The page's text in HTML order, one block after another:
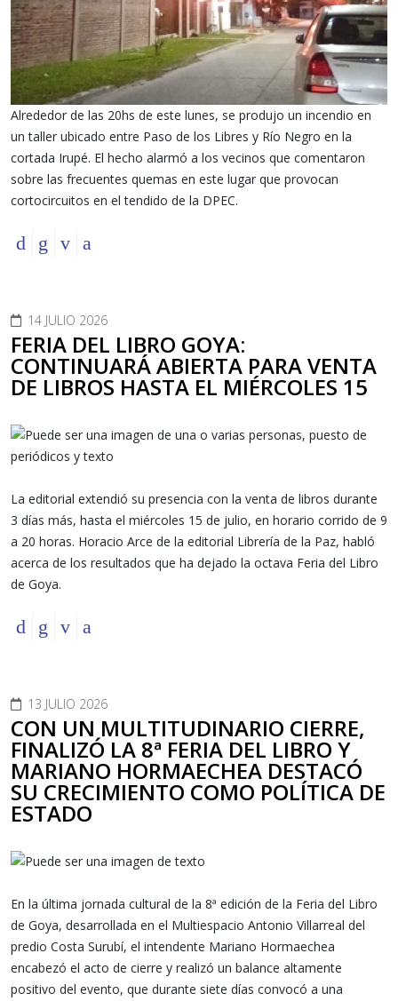
Alrededor de las 20hs de este lunes, se produjo un incendio en
un taller ubicado entre Paso de los Libres y Río Negro en la
cortada Irupé. El hecho alarmó a los vecinos que comentaron
sobre las frecuentes quemas en este lugar que provocan
cortocircuitos en el tendido de la DPEC.
14 JULIO 2026
FERIA DEL LIBRO GOYA:
CONTINUARÁ ABIERTA PARA VENTA
DE LIBROS HASTA EL MIÉRCOLES 15
La editorial extendió su presencia con la venta de libros durante
3 días más, hasta el miércoles 15 de julio, en horario corrido de 9
a 20 horas. Horacio Arce de la editorial Librería de la Paz, habló
acerca de los resultados que ha dejado la octava Feria del Libro
de Goya.
13 JULIO 2026
CON UN MULTITUDINARIO CIERRE,
FINALIZÓ LA 8ª FERIA DEL LIBRO Y
MARIANO HORMAECHEA DESTACÓ
SU CRECIMIENTO COMO POLÍTICA DE
ESTADO
En la última jornada cultural de la 8ª edición de la Feria del Libro
de Goya, desarrollada en el Multiespacio Antonio Villarreal del
predio Costa Surubí, el intendente Mariano Hormaechea
encabezó el acto de cierre y realizó un balance altamente
positivo del evento, que durante siete días convocó a una